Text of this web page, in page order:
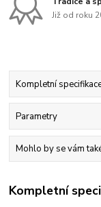
Již od roku
Kompletní
Parametry
Mohlo by se vám
Kompletní